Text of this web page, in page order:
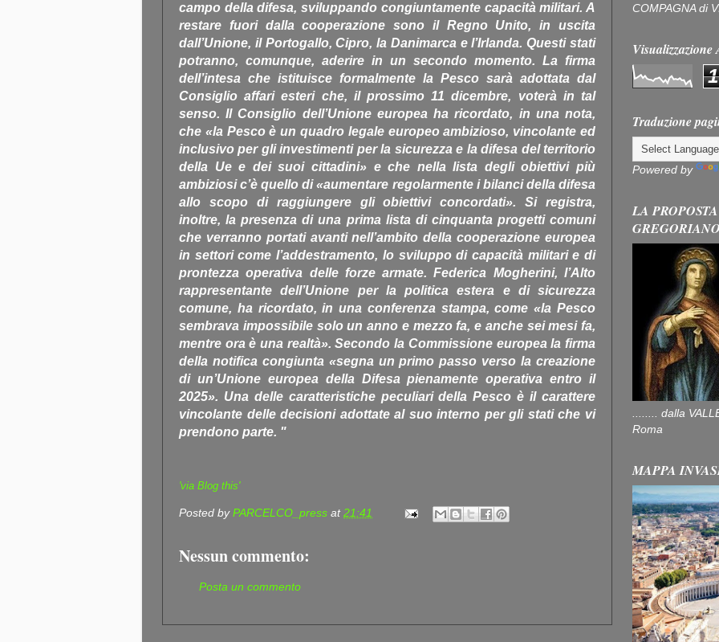
campo della difesa, sviluppando congiuntamente capacità militari. A
restare fuori dalla cooperazione sono il Regno Unito, in uscita
dall’Unione, il Portogallo, Cipro, la Danimarca e l’Irlanda. Questi stati
potranno, comunque, aderire in un secondo momento. La firma
dell’intesa che istituisce formalmente la Pesco sarà adottata dal
Consiglio affari esteri che, il prossimo 11 dicembre, voterà in tal
senso. Il Consiglio dell’Unione europea ha ricordato, in una nota,
che «la Pesco è un quadro legale europeo ambizioso, vincolante ed
inclusivo per gli investimenti per la sicurezza e la difesa del territorio
della Ue e dei suoi cittadini» e che nella lista degli obiettivi più
ambiziosi c’è quello di «aumentare regolarmente i bilanci della difesa
allo scopo di raggiungere gli obiettivi concordati». Si registra,
inoltre, la presenza di una prima lista di cinquanta progetti comuni
che verranno portati avanti nell’ambito della cooperazione europea
in settori come l’addestramento, lo sviluppo di capacità militari e di
prontezza operativa delle forze armate. Federica Mogherini, l’Alto
rappresentante dell’Unione per la politica estera e di sicurezza
comune, ha ricordato, in una conferenza stampa, come «la Pesco
sembrava impossibile solo un anno e mezzo fa, e anche sei mesi fa,
mentre ora è una realtà». Secondo la Commissione europea la firma
della notifica congiunta «segna un primo passo verso la creazione
di un’Unione europea della Difesa pienamente operativa entro il
2025». Una delle caratteristiche peculiari della Pesco è il carattere
vincolante delle decisioni adottate al suo interno per gli stati che vi
prendono parte. "
'via Blog this'
Posted byPARCELCO_press at21:41
Nessun commento:
Posta un commento
COMPAGNA di
1
Traduzione
Powered by
LA
........ dalla
Roma
MAPPA